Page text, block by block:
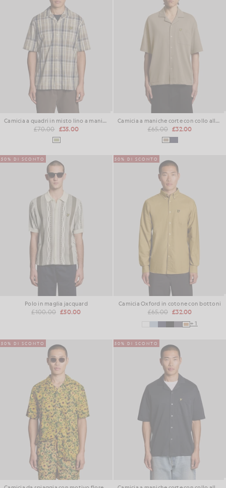
Camicia a quadri in misto lino a maniche corte
£70.00 £35.00
Camicia a maniche corte con collo alla francese
£65.00 £32.00
50% DI SCONTO
Polo in maglia jacquard
£100.00 £50.00
50% DI SCONTO
Camicia Oxford in cotone con bottoni
£65.00 £32.00
+1
50% DI SCONTO 50% DI SCONTO